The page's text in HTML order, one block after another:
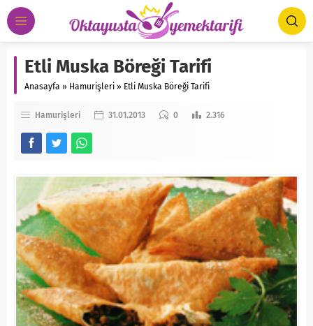
Etli Muska Böreği Tarifi
Anasayfa » Hamurişleri » Etli Muska Böreği Tarifi
Hamurişleri 31.01.2013 0 2.316